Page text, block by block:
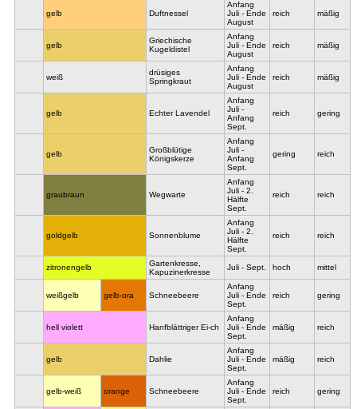
gelb Duftnessel
Anfang
Juli - Ende
August
reich mäßig
gelb
Griechische
Kugeldistel
Anfang
Juli - Ende
August
reich mäßig
weiß
drüsiges
Springkraut
Anfang
Juli - Ende
August
reich mäßig
gelb Echter Lavendel
Anfang
Juli -
Anfang
Sept.
reich gering
gelb
Großblütige
Königskerze
Anfang
Juli -
Anfang
Sept.
gering reich
graubraun Wegwarte
Anfang
Juli - 2.
Hälfte
Sept.
reich reich
goldgelb Sonnenblume
Anfang
Juli - 2.
Hälfte
Sept.
reich reich
zitronengelb
Gartenkresse,
Kapuzinerkresse
Juli - Sept. hoch mittel
weißgelb gelb-ora Schneebeere
Anfang
Juli - Ende
Sept.
reich gering
hell violett Hanfblättriger Ei-ch
Anfang
Juli - Ende
Sept.
mäßig reich
gelb Dahlie
Anfang
Juli - Ende
Sept.
mäßig reich
gelb-weiß orange Schneebeere
Anfang
Juli - Ende
Sept.
reich gering